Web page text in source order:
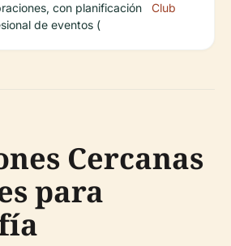
con planificación
de eventos (
Club
Cercanas
para